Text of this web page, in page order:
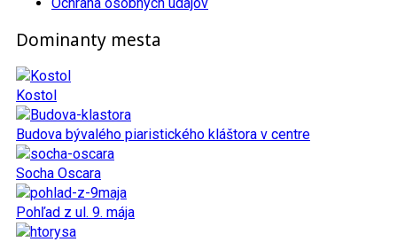
Dominanty mesta
Kostol
Budova bývalého piaristického kláštora v centre
Socha Oscara
Pohľad z ul. 9. mája